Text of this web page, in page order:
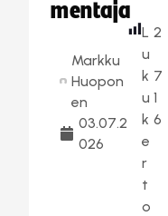
mentaja
Markku
Huopon
en
03.07.2
026
L
u
k
u
k
e
r
t
o
2
7
1
6